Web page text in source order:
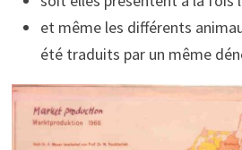
et même les différents
été traduits par un même